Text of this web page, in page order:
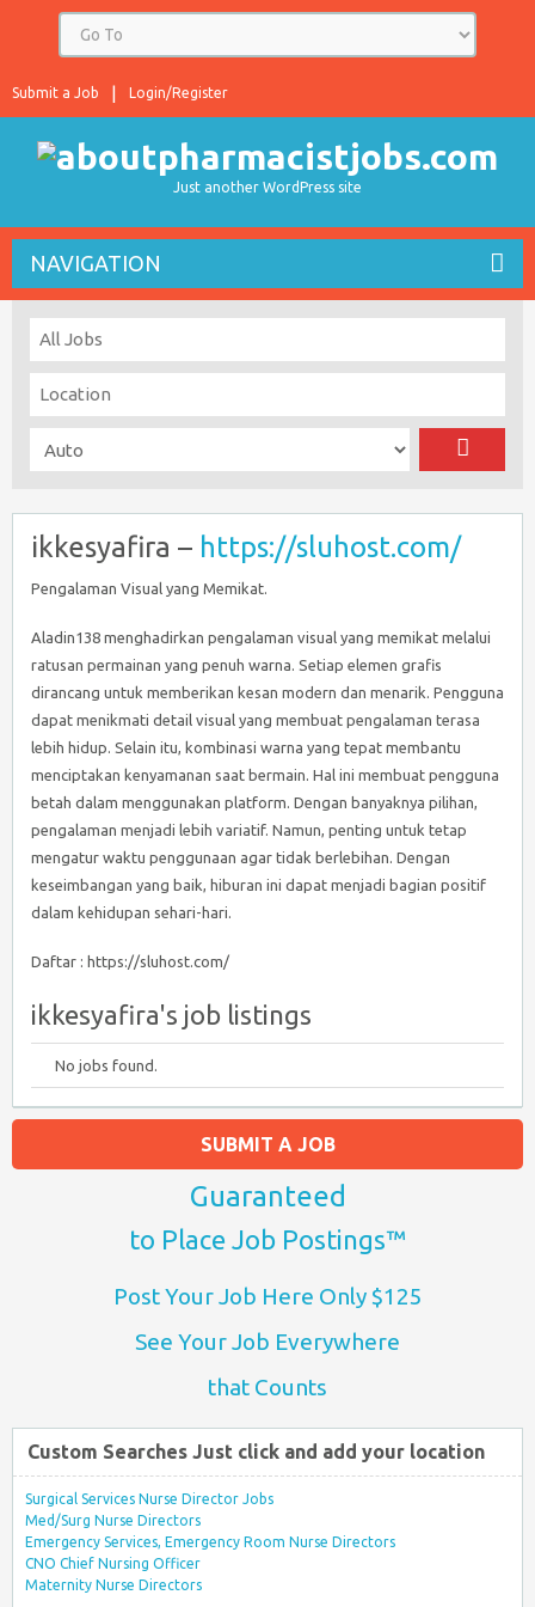
Login/Register
Submit a Job
Just another WordPress site
NAVIGATION
ikkesyafira – https://sluhost.com/
Pengalaman Visual yang Memikat.
Aladin138 menghadirkan pengalaman visual yang memikat melalui
ratusan permainan yang penuh warna. Setiap elemen grafis
dirancang untuk memberikan kesan modern dan menarik. Pengguna
dapat menikmati detail visual yang membuat pengalaman terasa
lebih hidup. Selain itu, kombinasi warna yang tepat membantu
menciptakan kenyamanan saat bermain. Hal ini membuat pengguna
betah dalam menggunakan platform. Dengan banyaknya pilihan,
pengalaman menjadi lebih variatif. Namun, penting untuk tetap
mengatur waktu penggunaan agar tidak berlebihan. Dengan
keseimbangan yang baik, hiburan ini dapat menjadi bagian positif
dalam kehidupan sehari-hari.
Daftar : https://sluhost.com/
ikkesyafira's job listings
No jobs found.
SUBMIT A JOB
Guaranteed
to Place Job Postings™
Post Your Job Here Only $125
See Your Job Everywhere
that Counts
Custom Searches Just click and add your location
Surgical Services Nurse Director Jobs
Med/Surg Nurse Directors
Emergency Services, Emergency Room Nurse Directors
CNO Chief Nursing Officer
Maternity Nurse Directors